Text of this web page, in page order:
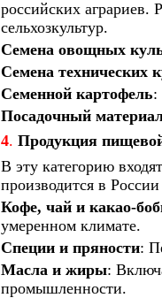
российских аграриев.
сельхозкультур.
Семена овощных
Семена технических
Семенной картофель:
Посадочный
4. Продукция
В эту категорию
производится в
Кофе, чай и какао-
умеренном климате.
Специи и пряности:
Масла и жиры:
промышленности.